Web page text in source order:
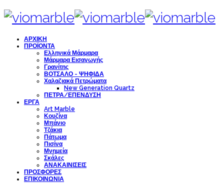
ΑΡΧΙΚΗ
ΠΡΟΪΟΝΤΑ
Ελληνικά Μάρμαρα
Μάρμαρα Εισαγωγής
Γρανίτης
ΒΟΤΣΑΛΟ - ΨΗΦΙΔΑ
Χαλαζιακά Πετρώματα
New Generation Quartz
ΠΕΤΡΑ/ΕΠΕΝΔΥΣΗ
ΕΡΓΑ
Art Marble
Κουζίνα
Μπάνιο
Τζάκια
Πάτωμα
Πισίνα
Μνημεία
Σκάλες
ΑΝΑΚΑΙΝΙΣΕΙΣ
ΠΡΟΣΦΟΡΕΣ
ΕΠΙΚΟΙΝΩΝΙΑ